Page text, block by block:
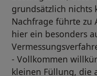
grundsätzlich nichts
Nachfrage führte zu
hier ein besonders
- Vollkommen
kleinen Füllung, die